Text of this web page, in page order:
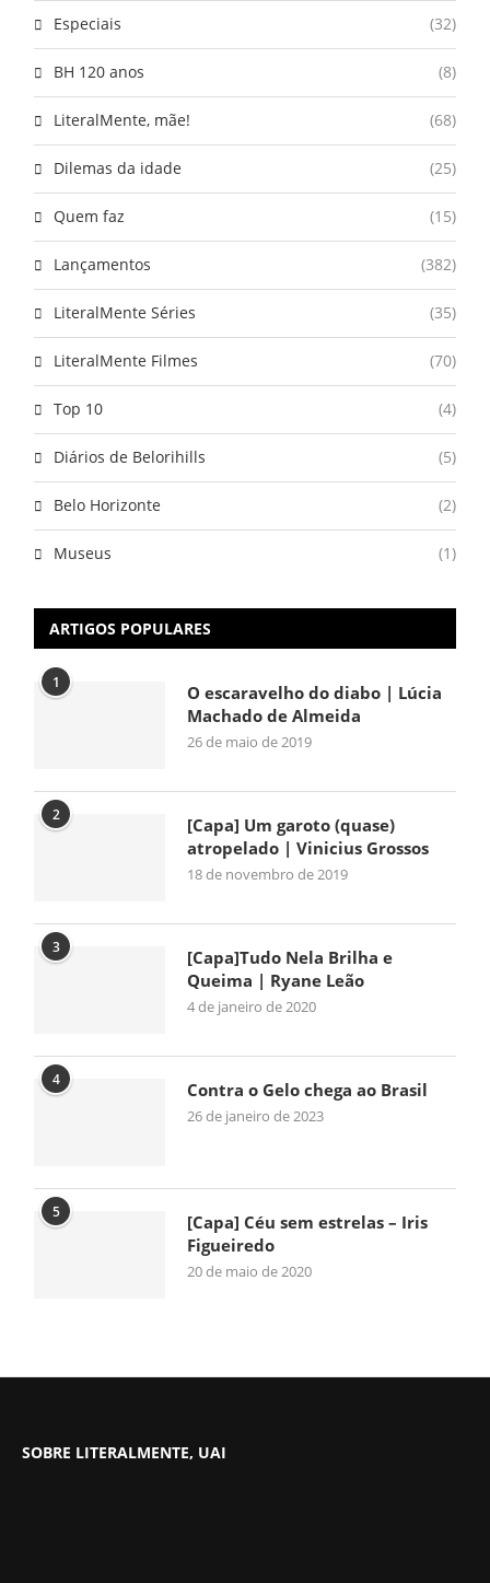
Especiais (32)
BH 120 anos (8)
LiteralMente, mãe! (68)
Dilemas da idade (25)
Quem faz (15)
Lançamentos (382)
LiteralMente Séries (35)
LiteralMente Filmes (70)
Top 10 (4)
Diários de Belorihills (5)
Belo Horizonte (2)
Museus (1)
ARTIGOS POPULARES
1
O escaravelho do diabo | Lúcia
Machado de Almeida
26 de maio de 2019
2
[Capa] Um garoto (quase)
atropelado | Vinicius Grossos
18 de novembro de 2019
3
[Capa]Tudo Nela Brilha e
Queima | Ryane Leão
4 de janeiro de 2020
4 Contra o Gelo chega ao Brasil
26 de janeiro de 2023
5
[Capa] Céu sem estrelas – Iris
Figueiredo
20 de maio de 2020
SOBRE LITERALMENTE, UAI